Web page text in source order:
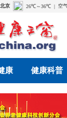
康 健康科普